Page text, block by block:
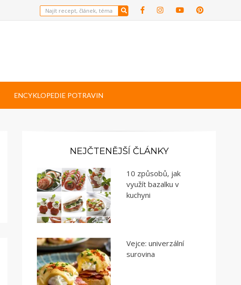
ENCYKLOPEDIE POTRAVIN
NEJČTENĚJŠÍ ČLÁNKY
10 způsobů, jak
využít bazalku v
kuchyni
Vejce: univerzální
surovina